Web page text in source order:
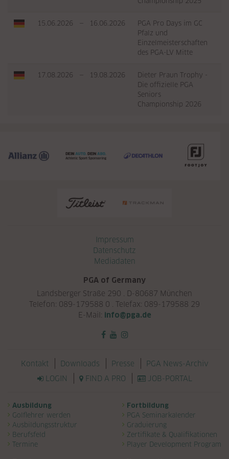
15.06.2026 — 16.06.2026
PGA Pro Days im GC
Pfalz und
Einzelmeisterschaften
des PGA-LV Mitte
17.08.2026 — 19.08.2026
Dieter Praun Trophy -
Die offizielle PGA
Seniors
Championship 2026
Impressum
Datenschutz
Mediadaten
PGA of Germany
Landsberger Straße 290 . D-80687 München
Telefon: 089-179588 0 . Telefax: 089-179588 29
E-Mail: info@pga.de
Navigation überspringen
Kontakt Downloads Presse
PGA News-Archiv
LOGIN
FIND A PRO JOB-PORTAL
Navigation überspringen
Ausbildung
Golflehrer werden
Ausbildungsstruktur
Berufsfeld
Termine
Fortbildung
PGA Seminarkalender
Graduierung
Zertifikate & Qualifikationen
Player Development Program